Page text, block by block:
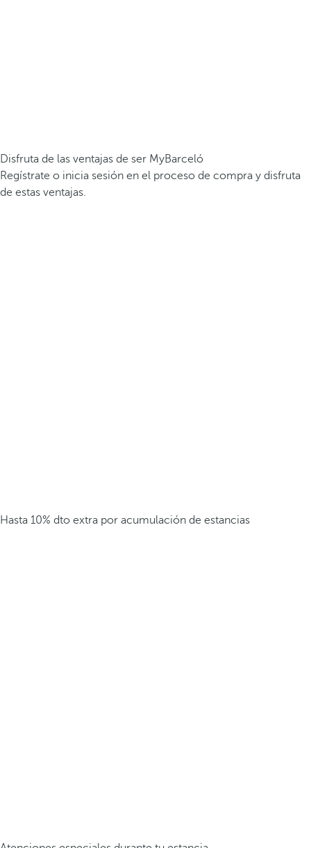
Disfruta de las ventajas de ser MyBarceló
Regístrate o inicia sesión en el proceso de compra y disfruta
de estas ventajas.
Hasta 10% dto extra por acumulación de estancias